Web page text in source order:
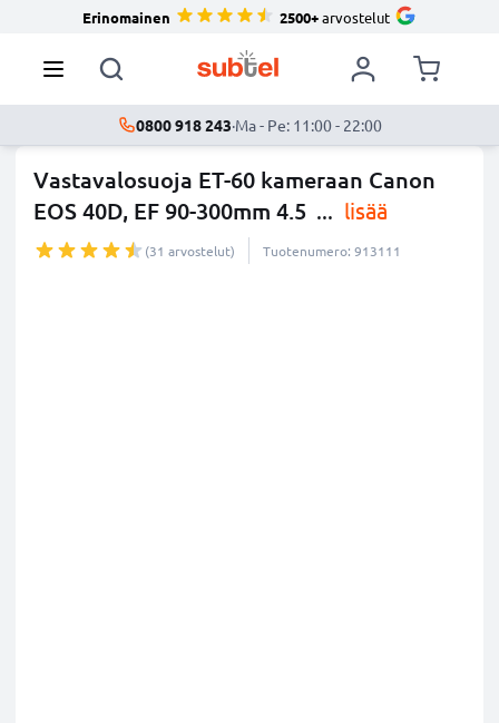
Erinomainen 2500+arvostelut
0800 918 243·Ma - Pe: 11:00 - 22:00
Vastavalosuoja ET-60 kameraan Canon
EOS 40D, EF 90-300mm 4.5 ... lisää
(31 arvostelut) Tuotenumero: 913111